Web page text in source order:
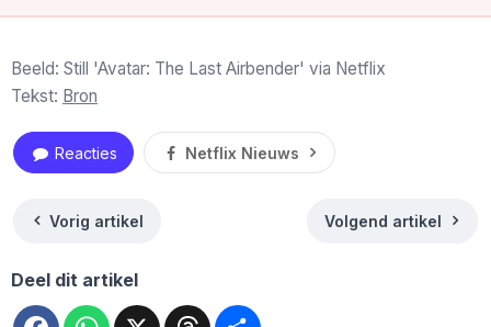
Beeld: Still 'Avatar: The Last Airbender' via Netflix
Tekst: Bron
Reacties Netflix Nieuws
Vorig artikel Volgend artikel
Deel dit artikel
FacebookWhatsApp
X Threads